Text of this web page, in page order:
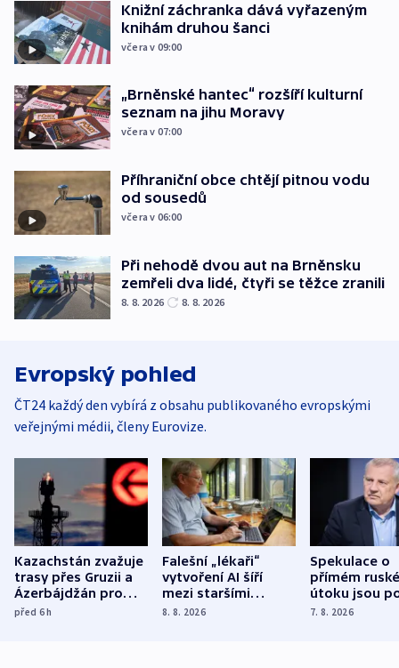
Knižní záchranka dává vyřazeným
knihám druhou šanci
včera v 09:00
„Brněnské hantec“ rozšíří kulturní
seznam na jihu Moravy
včera v 07:00
Příhraniční obce chtějí pitnou vodu
od sousedů
včera v 06:00
Při nehodě dvou aut na Brněnsku
zemřeli dva lidé, čtyři se těžce zranili
8. 8. 2026 8. 8. 2026
Evropský pohled
ČT24 každý den vybírá z obsahu publikovaného evropskými
veřejnými médii, členy Eurovize.
Kazachstán zvažuje
trasy přes Gruzii a
Ázerbájdžán pro
vývoz ropy do
před 6h
Falešní „lékaři“
vytvoření AI šíří
mezi staršími
Poláky nebezpečné
8. 8. 2026
Spekulace o
přímém
útoku jsou
míní
7. 8. 2026